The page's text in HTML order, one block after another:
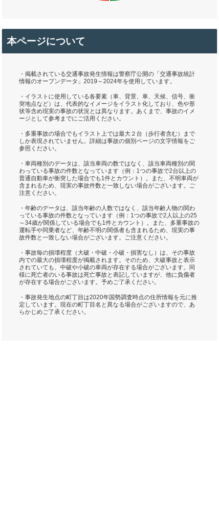
本ページについて
・掲載されている交通事故発生情報は警察庁公開の「交通事故統計
情報のオープンデータ」2019～2024年を使用しています。
・イラストに使用している各要素（車、背景、車、天候、信号、衝
突地点など）は、代表的なイメージをイラスト化しており、色や形
状等含め現実の事故の状況とは異なります。あくまで、事故のイメ
ージとして参考までにご活用ください。
・多重事故の場合でもイラスト上では最大２台（歩行者含む）まで
しか表現されていません。詳細は事故の個別ページの文字情報をご
参照ください。
・車両種別のデータは、該当車両の数ではなく、該当車両種別の関
わっている事故の件数となっています（例：1つの事故で2台以上の
普通自動車が衝突した場合でも1件とカウント）。また、不明車両が
含まれるため、現実の事故件数と一致しない場合がございます。ご
注意ください。
・年齢のデータは、該当年齢の人数ではなく、該当年齢人物の関わ
っている事故の件数となっています（例：1つの事故で2人以上の25
～34歳が関係している場合でも1件とカウント）。また、多重事故の
運転手や同乗者など、年齢不明の関係者も含まれるため、現実の事
故件数と一致しない場合がございます。ご注意ください。
・事故毎の損壊程度（大破・中破・小破・損害なし）は、その事故
内での最大の損壊程度が掲載されます。そのため、大破事故と表示
されていても、中破や小破の車両が存在する場合がございます。同
様に死亡者のいる事故は死亡事故と表記していますが、他に負傷者
が存在する場合がございます。予めご了承ください。
・事故発生地点の町丁目は2020年国勢調査時点の住所情報を元に推
定しています。現在の町丁目名と異なる場合がございますので、あ
らかじめご了承ください。